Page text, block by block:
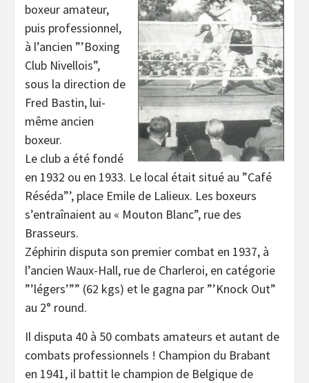
boxeur amateur,
puis professionnel,
à l’ancien ”’Boxing
Club Nivellois”,
sous la direction de
Fred Bastin, lui-
même ancien
boxeur.
Le club a été fondé
en 1932 ou en 1933. Le local était situé au ”Café
Réséda”’, place Emile de Lalieux. Les boxeurs
s’entraînaient au « Mouton Blanc”, rue des
Brasseurs.
Zéphirin disputa son premier combat en 1937, à
l’ancien Waux-Hall, rue de Charleroi, en catégorie
”’légers’”” (62 kgs) et le gagna par ”’Knock Out”
au 2° round.
Il disputa 40 à 50 combats amateurs et autant de
combats professionnels ! Champion du Brabant
en 1941, il battit le champion de Belgique de